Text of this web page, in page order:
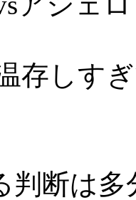
存しす
判断は